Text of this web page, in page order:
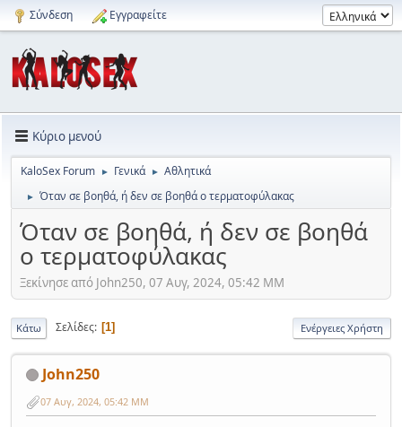
Σύνδεση Εγγραφείτε
Κύριο μενού
KaloSex Forum ► Γενικά ► Αθλητικά
► Όταν σε βοηθά, ή δεν σε βοηθά ο τερματοφύλακας
Όταν σε βοηθά, ή δεν σε βοηθά
ο τερματοφύλακας
Ξεκίνησε από John250, 07 Αυγ, 2024, 05:42 ΜΜ
Κάτω Σελίδες 1 Ενέργειες Χρήστη
John250
07 Αυγ, 2024, 05:42 ΜΜ